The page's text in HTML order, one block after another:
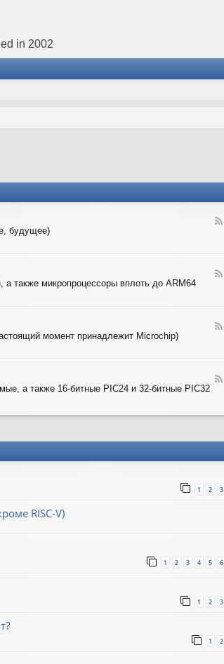
in 2002
F
d
4
T
будущее)
F
d
A
также микропроцессоры вплоть до ARM64
F
d
A
момент принадлежит Microchip)
F
а также 16-битные PIC24 и 32-битные PIC32
1 2 3
RISC-V)
1 2 3 4 5 6
1 2 3
1 2